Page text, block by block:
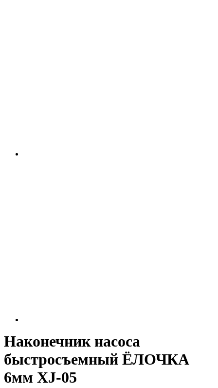
Наконечник насоса
быстросъемный ЁЛОЧКА
6мм XJ-05